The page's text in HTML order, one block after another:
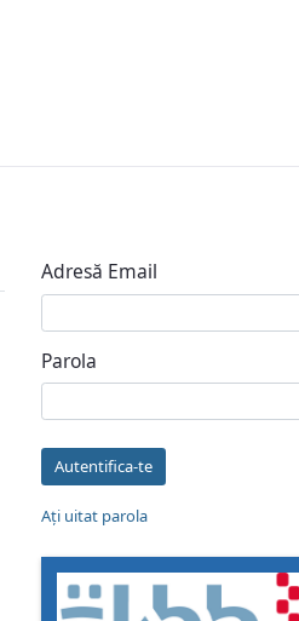
Autentificare
Adresă Email
Parola
Autentifica-te
Aţi uitat parola